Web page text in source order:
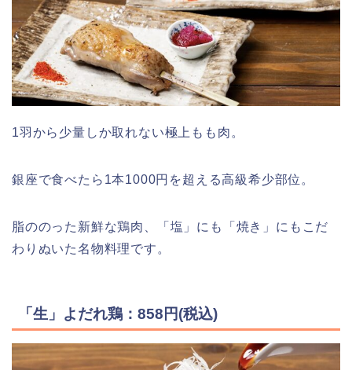
1羽から少量しか取れない極上もも肉。
銀座で食べたら1本1000円を超える高級希少部位。
脂ののった新鮮な鶏肉、「塩」にも「焼き」にもこだ
わりぬいた名物料理です。
「生」よだれ鶏：858円(税込)